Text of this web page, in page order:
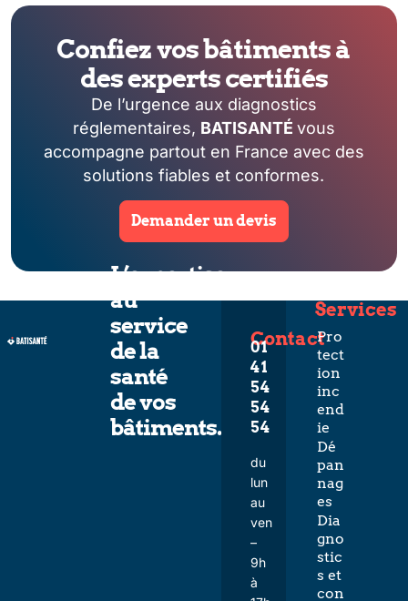
Confiez vos bâtiments à
des experts certifiés
De l’urgence aux diagnostics
réglementaires, BATISANTÉ vous
accompagne partout en France avec des
solutions fiables et conformes.
Demander un devis
L’expertise
au
service
de la
santé
de vos
bâtiments.
Contact
01
41
54
54
54
du
lun
au
ven
–
9h
à
Services
Pro
tect
ion
inc
end
ie
Dé
pan
nag
es
Dia
gno
stic
s et
con